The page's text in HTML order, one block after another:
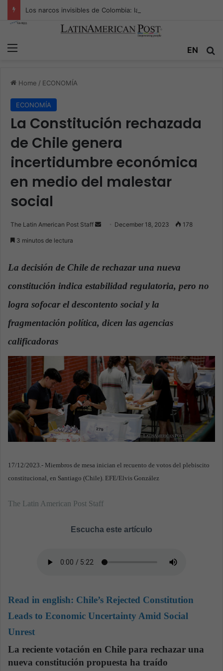
EN
Home / ECONOMÍA
ECONOMÍA
La Constitución rechazada
de Chile genera
incertidumbre económica
en medio del malestar
social
The Latin American Post Staff
a
n
m
a
December 18, 2023 178
3 minutos de lectura
La decisión de Chile de rechazar una nueva
constitución indica estabilidad regulatoria, pero no
logra sofocar el descontento social y la
fragmentación política, dicen las agencias
calificadoras
17/12/2023.- Miembros de mesa inician el recuento de votos del plebiscito
constitucional, en Santiago (Chile). EFE/Elvis González
The Latin American Post Staff
Escucha este artículo
Read in english: Chile’s Rejected Constitution
Leads to Economic Uncertainty Amid Social
Unrest
La reciente votación en Chile para rechazar una
nueva constitución propuesta ha traído